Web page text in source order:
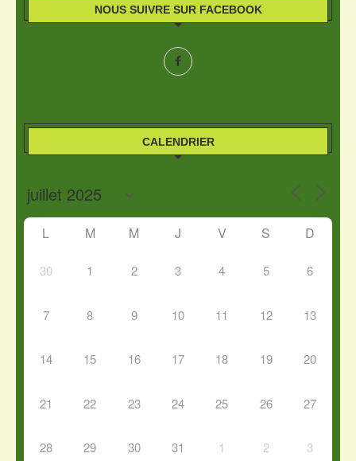
NOUS SUIVRE SUR FACEBOOK
CALENDRIER
L M M J V S D
30 1 2 3 4 5 6
7 8 9 10 11 12 13
14 15 16 17 18 19 20
21 22 23 24 25 26 27
28 29 30 31 1 2 3